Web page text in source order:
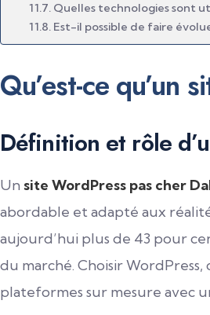
Quelles technologies sont
Est-il possible de faire
Qu’est-ce qu’un
Définition et rôle
Un site WordPress pas cher
abordable et adapté aux
aujourd’hui plus de 43 pour
du marché. Choisir
plateformes sur mesure avec